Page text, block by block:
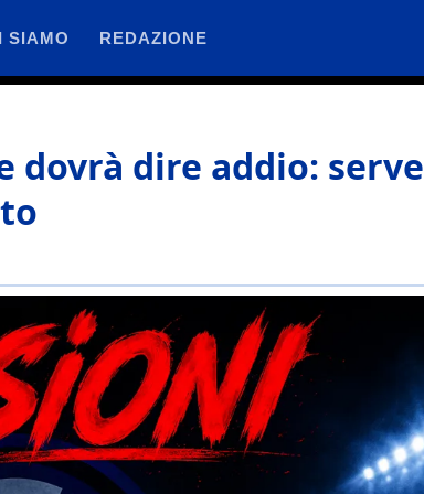
SIAMO REDAZIONE
dovrà dire addio: serve